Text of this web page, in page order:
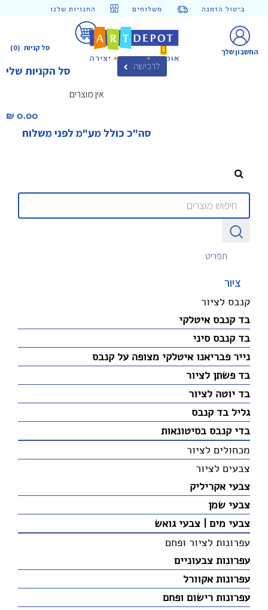
ביטול הזמנה משלוחים החנויות שלנו
(0) סל קניות
סל הקניות שלי לרכישה
אין מוצרים
0.00 ₪‎
סה"כ כולל מע"מ לפני משלוח
החשבון שלך
תפריט
ציור
קנבס לציור
בד קנבס איטלקי
בד קנבס סיני
נייר פבריאנו איטלקי מצופה על קנבס
בד פשתן לציור
בד יוטה לציור
גליל בד קנבס
בדי קנבס בסיטונאות
מכחולים לציור
צבעים לציור
צבעי אקריליק
צבעי שמן
צבעי מים | צבעי גואש
עפרונות לציור ופחם
עפרונות צבעוניים
עפרונות אקוורל
עפרונות רישום ופחם